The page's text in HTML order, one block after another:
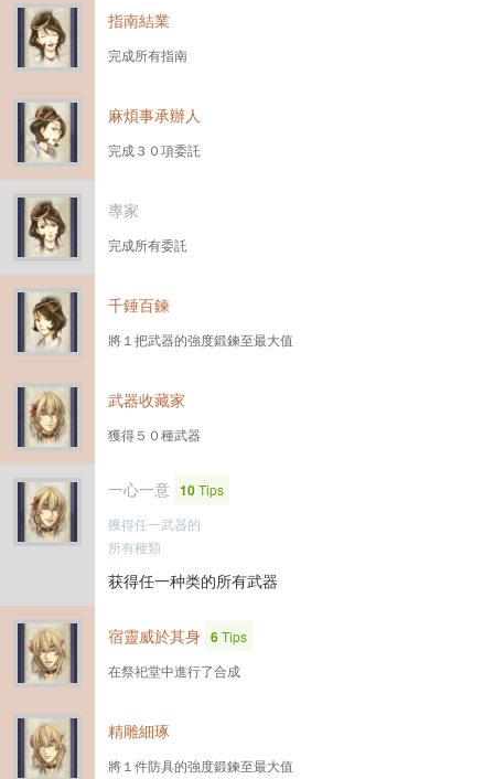
指南結業
完成所有指南
麻煩事承辦人
完成３０項委託
專家
完成所有委託
千錘百鍊
將１把武器的強度鍛鍊至最大值
武器收藏家
獲得５０種武器
一心一意 10Tips
獲得任一武器的
所有種類
获得任一种类的所有武器
宿靈威於其身 6Tips
在祭祀堂中進行了合成
精雕細琢
將１件防具的強度鍛鍊至最大值